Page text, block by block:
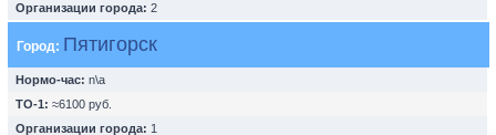
Организации города: 2
Город: Пятигорск
Нормо-час: n\a
ТО-1: ≈6100 руб.
Организации города: 1